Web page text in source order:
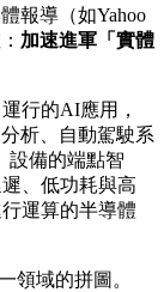
報導（如Yahoo
加速進軍「實體
行的AI應用，
析、自動駕駛系
設備的端點智
、低功耗與高
運算的半導體
領域的拼圖。